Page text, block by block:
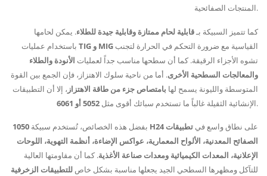
المنتجات الصفائحية.
كما تتميز السبيكة بـقابلية لحام ممتازة وقابلية جيدة للطلاء. يمكن لحامها
TIG و MIG
تشوه الأجزاء الرقيقة. كما أن سطحها مناسب جداً لعمليات الأنودة والطلاء
والمعالجات السطحية الأخرى. أما من ناحية سلوك الاهتزاز، فإن الجمع بين القوة
المتوسطة والليونة يسمح لها بامتصاص جزء من طاقة الاهتزاز ، إلا أن التطبيقات
الإنشائية الثقيلة غالباً ما تستخدم سبائك أقوى مثل 5052 أو 6061 .
بفضل هذه الخصائص، تُستخدم سبيكة 1050 H24 على نطاق واسع في تطبيقات
الصفائح المعدنية، الألواح المعمارية، عواكس الإضاءة، أنظمة التهوية، اللوحات
الإعلانية، المعدات الكيميائية ومعدات صناعة الأغذية. كما أن مقاومتها العالية
للتآكل ومظهرها السطحي الجيد يجعلها مناسبة بشكل خاص للتطبيقات الزخرفية